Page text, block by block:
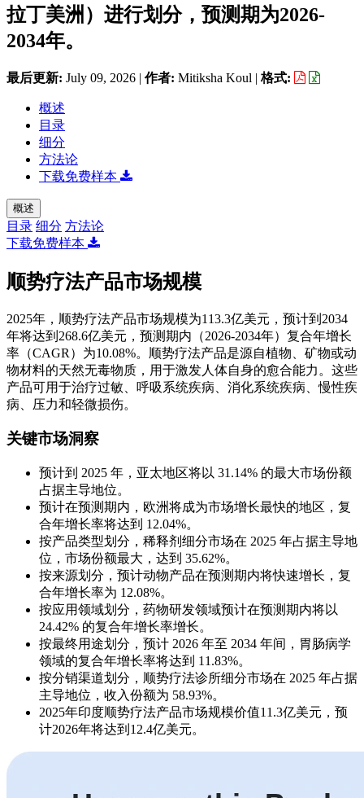
拉丁美洲）进行划分，预测期为2026-
2034年。
最后更新: July 09, 2026 | 作者: Mitiksha Koul | 格式:
概述
目录
细分
方法论
下载免费样本
概述
目录 细分 方法论
下载免费样本
顺势疗法产品市场规模
2025年，顺势疗法产品市场规模为113.3亿美元，预计到2034
年将达到268.6亿美元，预测期内（2026-2034年）复合年增长
率（CAGR）为10.08%。顺势疗法产品是源自植物、矿物或动
物材料的天然无毒物质，用于激发人体自身的愈合能力。这些
产品可用于治疗过敏、呼吸系统疾病、消化系统疾病、慢性疾
病、压力和轻微损伤。
关键市场洞察
预计到 2025 年，亚太地区将以 31.14% 的最大市场份额
占据主导地位。
预计在预测期内，欧洲将成为市场增长最快的地区，复
合年增长率将达到 12.04%。
按产品类型划分，稀释剂细分市场在 2025 年占据主导地
位，市场份额最大，达到 35.62%。
按来源划分，预计动物产品在预测期内将快速增长，复
合年增长率为 12.08%。
按应用领域划分，药物研发领域预计在预测期内将以
24.42% 的复合年增长率增长。
按最终用途划分，预计 2026 年至 2034 年间，胃肠病学
领域的复合年增长率将达到 11.83%。
按分销渠道划分，顺势疗法诊所细分市场在 2025 年占据
主导地位，收入份额为 58.93%。
2025年印度顺势疗法产品市场规模价值11.3亿美元，预
计2026年将达到12.4亿美元。